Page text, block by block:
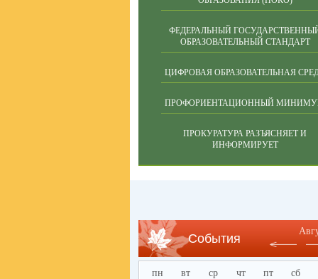
ФЕДЕРАЛЬНЫЙ
ОБРАЗОВАТЕЛЬНЫЙ СТАНДАРТ
ЦИФРОВАЯ ОБРАЗОВАТЕЛЬНАЯ
ПРОФОРИЕНТАЦИОННЫЙ
ПРОКУРАТУРА РАЗЪЯСНЯЕТ И
ИНФОРМИРУЕТ
События
пн вт ср чт пт сб